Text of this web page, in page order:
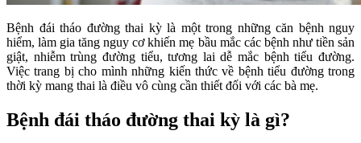
Bệnh đái tháo đường thai kỳ là một trong những căn bệnh nguy
hiểm, làm gia tăng nguy cơ khiến mẹ bầu mắc các bệnh như tiền sản
giật, nhiễm trùng đường tiểu, tương lai dễ mắc bệnh tiểu đường.
Việc trang bị cho mình những kiến thức về bệnh tiểu đường trong
thời kỳ mang thai là điều vô cùng cần thiết đối với các bà mẹ.
Bệnh đái tháo đường thai kỳ là gì?